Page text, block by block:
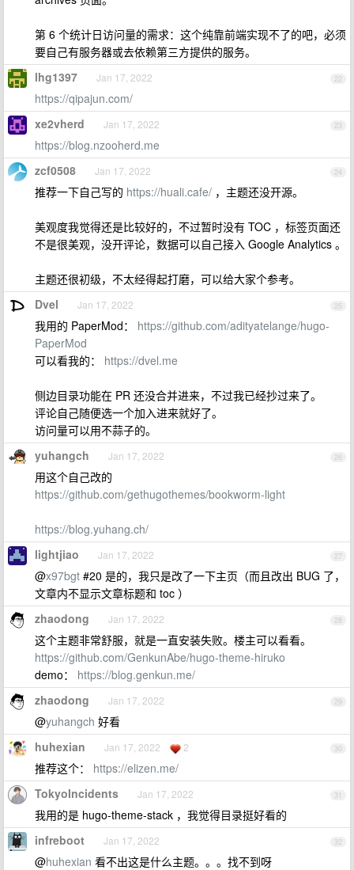
第 6 个统计日访问量的需求：这个纯靠前端实现不了的吧，必须
要自己有服务器或去依赖第三方提供的服务。
22
lhg1397 Jan 17, 2022
https://qipajun.com/
23
xe2vherd Jan 17, 2022
https://blog.nzooherd.me
24
zcf0508 Jan 17, 2022
推荐一下自己写的 https://huali.cafe/ ，主题还没开源。
美观度我觉得还是比较好的，不过暂时没有 TOC ，标签页面还
不是很美观，没开评论，数据可以自己接入 Google Analytics 。
主题还很初级，不太经得起打磨，可以给大家个参考。
25
Dvel Jan 17, 2022
我用的 PaperMod： https://github.com/adityatelange/hugo-
PaperMod
可以看我的： https://dvel.me
侧边目录功能在 PR 还没合并进来，不过我已经抄过来了。
评论自己随便选一个加入进来就好了。
访问量可以用不蒜子的。
26
yuhangch Jan 17, 2022
用这个自己改的
https://github.com/gethugothemes/bookworm-light
https://blog.yuhang.ch/
27
lightjiao Jan 17, 2022
@x97bgt #20 是的，我只是改了一下主页（而且改出 BUG 了，
文章内不显示文章标题和 toc ）
28
zhaodong Jan 17, 2022
这个主题非常舒服，就是一直安装失败。楼主可以看看。
https://github.com/GenkunAbe/hugo-theme-hiruko
demo： https://blog.genkun.me/
29
zhaodong Jan 17, 2022
@yuhangch 好看
30
huhexian Jan 17, 2022 2
推荐这个： https://elizen.me/
31
TokyoIncidents Jan 17, 2022
我用的是 hugo-theme-stack ，我觉得目录挺好看的
32
infreboot Jan 17, 2022
@huhexian 看不出这是什么主题。。。找不到呀